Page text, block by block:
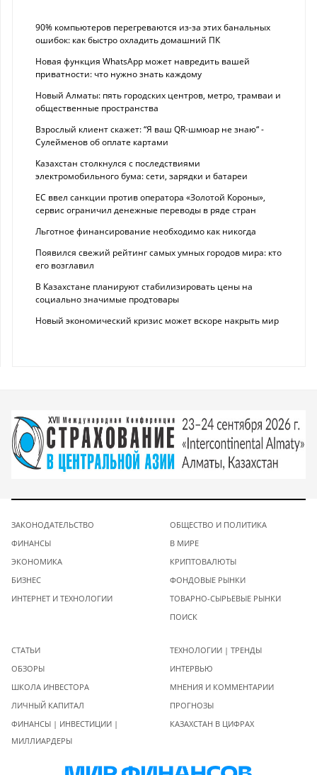
90% компьютеров перегреваются из-за этих банальных
ошибок: как быстро охладить домашний ПК
Новая функция WhatsApp может навредить вашей
приватности: что нужно знать каждому
Новый Алматы: пять городских центров, метро, трамваи и
общественные пространства
Взрослый клиент скажет: “Я ваш QR-шмюар не знаю“ -
Сулейменов об оплате картами
Казахстан столкнулся с последствиями
электромобильного бума: сети, зарядки и батареи
ЕС ввел санкции против оператора «Золотой Короны»,
сервис ограничил денежные переводы в ряде стран
Льготное финансирование необходимо как никогда
Появился свежий рейтинг самых умных городов мира: кто
его возглавил
В Казахстане планируют стабилизировать цены на
социально значимые продтовары
Новый экономический кризис может вскоре накрыть мир
ЗАКОНОДАТЕЛЬСТВО
ФИНАНСЫ
ЭКОНОМИКА
БИЗНЕС
ИНТЕРНЕТ И ТЕХНОЛОГИИ
ОБЩЕСТВО И ПОЛИТИКА
В МИРЕ
КРИПТОВАЛЮТЫ
ФОНДОВЫЕ РЫНКИ
ТОВАРНО-СЫРЬЕВЫЕ РЫНКИ
ПОИСК
СТАТЬИ
ОБЗОРЫ
ШКОЛА ИНВЕСТОРА
ЛИЧНЫЙ КАПИТАЛ
ФИНАНСЫ | ИНВЕСТИЦИИ |
МИЛЛИАРДЕРЫ
ТЕХНОЛОГИИ | ТРЕНДЫ
ИНТЕРВЬЮ
МНЕНИЯ И КОММЕНТАРИИ
ПРОГНОЗЫ
КАЗАХСТАН В ЦИФРАХ